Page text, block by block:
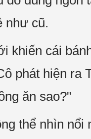
như cũ.
khiến cái
phát hiện ra
ăn sao?"
thể nhìn